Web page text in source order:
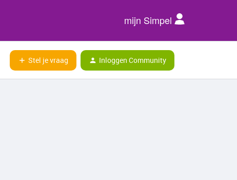
mijn Simpel
Stel je vraag Inloggen Community